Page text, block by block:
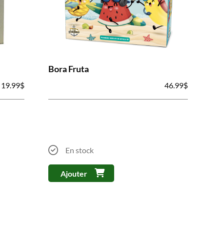
19.99$
Bora Fruta
46.99$
En stock
Ajouter